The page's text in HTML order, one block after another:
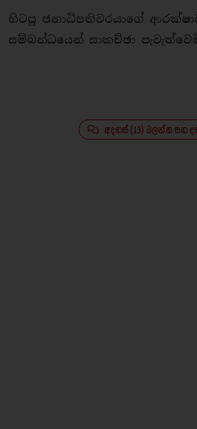
හිටපු ජනාධිපතිවරයාගේ
සම්බන්ධයෙන් සාකච්ඡා
අදහස් (13) බලන්න සහ